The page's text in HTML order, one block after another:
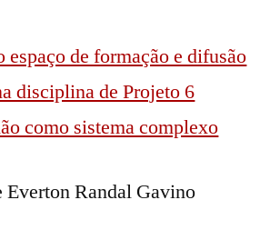
de formação e difusão
disciplina de Projeto 6
como sistema complexo
Everton Randal Gavino